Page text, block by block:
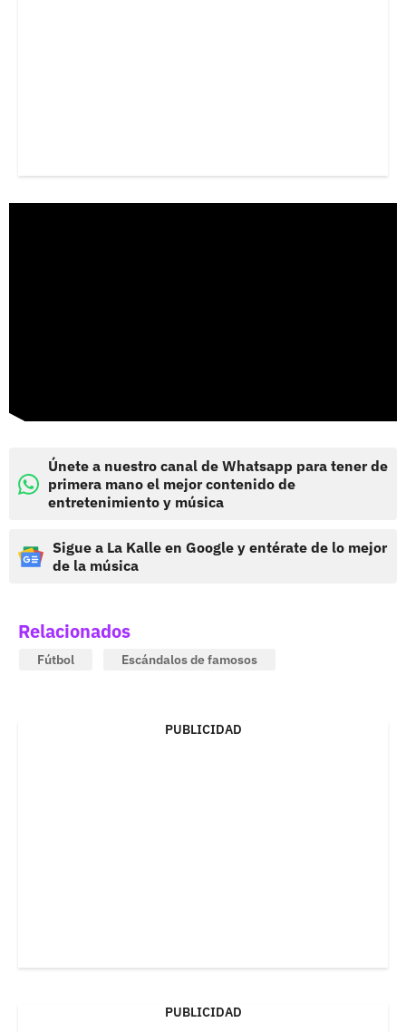
Únete a nuestro canal de Whatsapp para tener de
primera mano el mejor contenido de
entretenimiento y música
Sigue a La Kalle en Google y entérate de lo mejor
de la música
Relacionados
Fútbol Escándalos de famosos
PUBLICIDAD
PUBLICIDAD